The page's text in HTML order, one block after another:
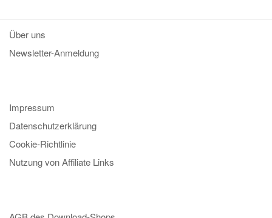
Über uns
Newsletter-Anmeldung
Impressum
Datenschutzerklärung
Cookie-Richtlinie
Nutzung von Affiliate Links